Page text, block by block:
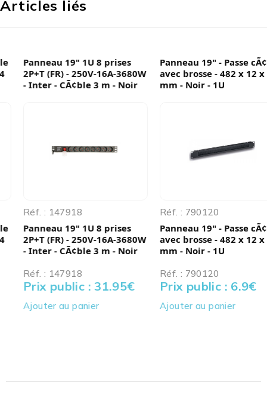
Articles liés
Panneau 19" 1U 8 prises
2P+T (FR) - 250V-16A-3680W
- Inter - CÃ¢ble 3 m - Noir
Réf. : 147918
Panneau 19" 1U 8 prises
2P+T (FR) - 250V-16A-3680W
- Inter - CÃ¢ble 3 m - Noir
Réf. : 147918
Prix public : 31.95€
Ajouter au panier
Panneau 19" - Passe cÃ¢ble
avec brosse - 482 x 12 x 44
mm - Noir - 1U
Réf. : 790120
Panneau 19" - Passe cÃ¢ble
avec brosse - 482 x 12 x 44
mm - Noir - 1U
Réf. : 790120
Prix public : 6.9 €
Ajouter au panier